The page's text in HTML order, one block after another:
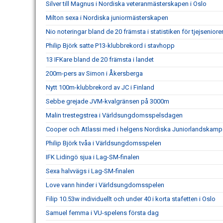
Silver till Magnus i Nordiska veteranmästerskapen i Oslo
Milton sexa i Nordiska juniormästerskapen
Nio noteringar bland de 20 främsta i statistiken för
Philip Björk satte P13-klubbrekord i stavhopp
13 IFKare bland de 20 främsta i landet
200m-pers av Simon i Åkersberga
Nytt 100m-klubbrekord av JC i Finland
Sebbe grejade JVM-kvalgränsen på 3000m
Malin trestegstrea i Världsungdomsspelsdagen
Cooper och Atlassi med i helgens Nordiska Juniorlandskamp
Philip Björk tvåa i Världsungdomsspelen
IFK Lidingö sjua i Lag-SM-finalen
Sexa halvvägs i Lag-SM-finalen
Love vann hinder i Världsungdomsspelen
Filip 10.53w individuellt och under 40 i korta stafetten i Oslo
Samuel femma i VU-spelens första dag